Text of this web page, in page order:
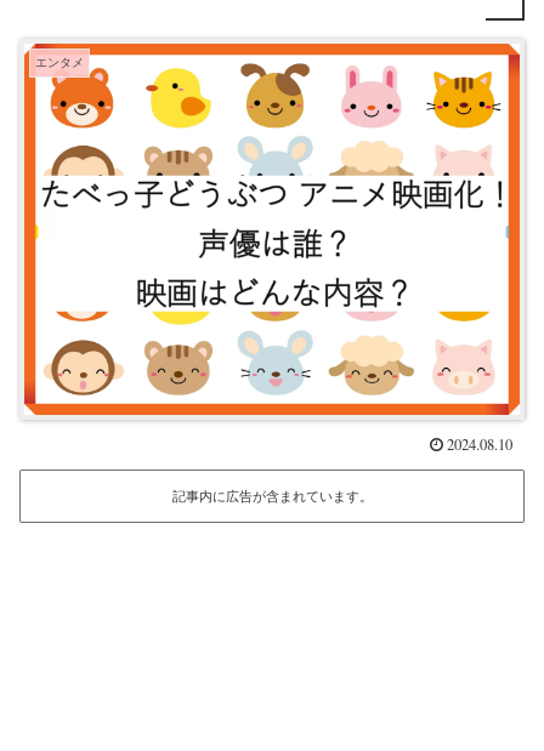
エンタメ
2024.08.10
記事内に広告が含まれています。